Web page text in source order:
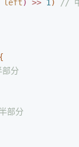
left) >> 1 )
//
{
分
部分